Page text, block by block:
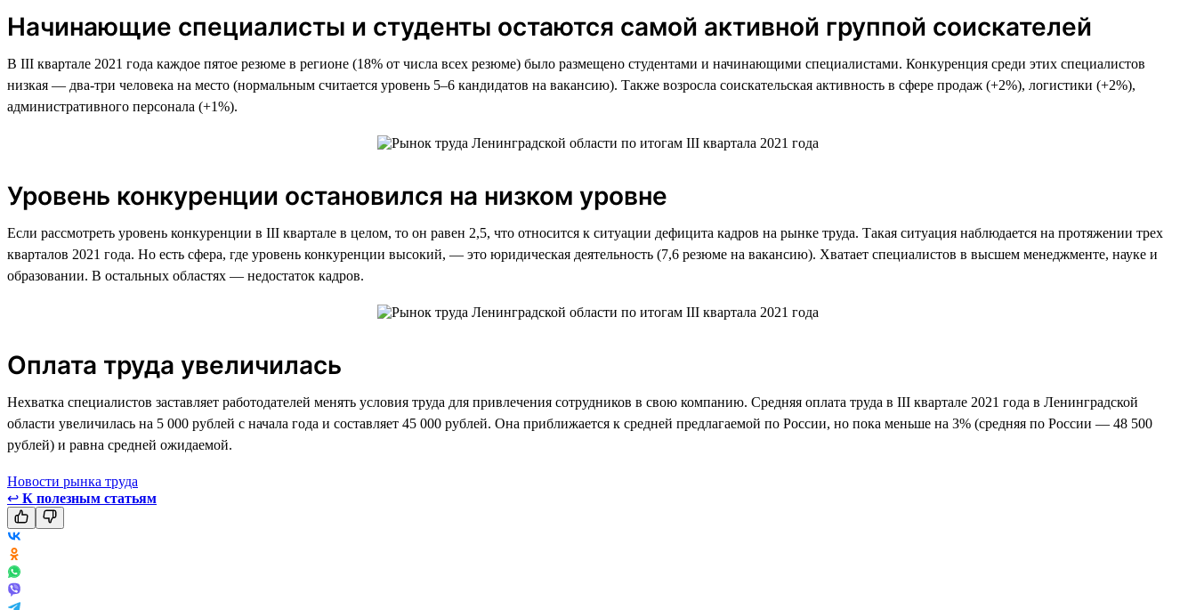
Начинающие специалисты и студенты остаются самой активной группой соискателей
В III квартале 2021 года каждое пятое резюме в регионе (18% от числа всех резюме) было размещено студентами и начинающими специалистами. Конкуренция среди этих специалистов
низкая — два-три человека на место (нормальным считается уровень 5–6 кандидатов на вакансию). Также возросла соискательская активность в сфере продаж (+2%), логистики (+2%),
административного персонала (+1%).
Уровень конкуренции остановился на низком уровне
Если рассмотреть уровень конкуренции в III квартале в целом, то он равен 2,5, что относится к ситуации дефицита кадров на рынке труда. Такая ситуация наблюдается на протяжении трех
кварталов 2021 года. Но есть сфера, где уровень конкуренции высокий, — это юридическая деятельность (7,6 резюме на вакансию). Хватает специалистов в высшем менеджменте, науке и
образовании. В остальных областях — недостаток кадров.
Оплата труда увеличилась
Нехватка специалистов заставляет работодателей менять условия труда для привлечения сотрудников в свою компанию. Средняя оплата труда в III квартале 2021 года в Ленинградской
области увеличилась на 5 000 рублей с начала года и составляет 45 000 рублей. Она приближается к средней предлагаемой по России, но пока меньше на 3% (средняя по России — 48 500
рублей) и равна средней ожидаемой.
Новости рынка труда
↩ К полезным статьям